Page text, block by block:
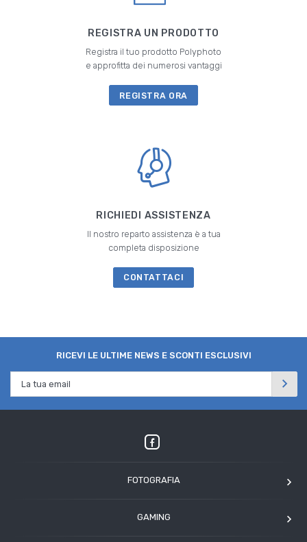
REGISTRA UN PRODOTTO
Registra il tuo prodotto Polyphoto
e approfitta dei numerosi vantaggi
REGISTRA ORA
RICHIEDI ASSISTENZA
Il nostro reparto assistenza è a tua
completa disposizione
CONTATTACI
RICEVI LE ULTIME NEWS E SCONTI ESCLUSIVI
FOTOGRAFIA
GAMING